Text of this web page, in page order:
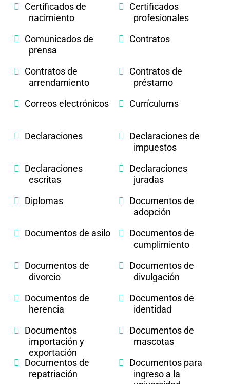
Certificados de
nacimiento
Certificados
profesionales
Comunicados de
prensa
Contratos
Contratos de
arrendamiento
Contratos de
préstamo
Correos electrónicos
Currículums
Declaraciones
Declaraciones de
impuestos
Declaraciones
escritas
Declaraciones
juradas
Diplomas
Documentos de
adopción
Documentos de asilo
Documentos de
cumplimiento
Documentos de
divorcio
Documentos de
divulgación
Documentos de
herencia
Documentos de
identidad
Documentos
importación y
exportación
Documentos de
mascotas
Documentos de
repatriación
Documentos para
ingreso a la